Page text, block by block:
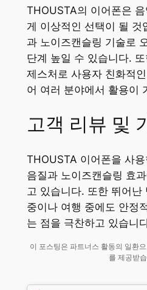
THOUSTA의 이어폰은
게 이상적인 선택이 될 것
과 노이즈캔슬링 기술로
단계 높일 수 있습니다.
제스처로 사용자 친화적
어 여러 분야에서 활용이
고객 리뷰 및
THOUSTA 이어폰을 사
음질과 노이즈캔슬링 효
고 있습니다. 또한 뛰어난
중이나 여행 중에도 안정
는 점을 극찬하고 있습니
이 포스팅은 파트너스 활동의 일환
를 제공받